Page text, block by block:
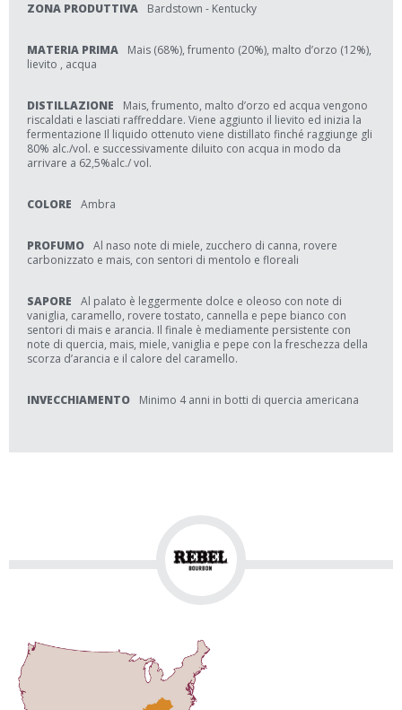
ZONA PRODUTTIVA Bardstown - Kentucky
MATERIA PRIMA
Mais (68%), frumento (20%), malto d’orzo (12%),
lievito , acqua
DISTILLAZIONE
Mais, frumento, malto d’orzo ed acqua vengono
riscaldati e lasciati raffreddare. Viene aggiunto il lievito ed inizia la
fermentazione Il liquido ottenuto viene distillato finché raggiunge gli
80% alc./vol. e successivamente diluito con acqua in modo da
arrivare a 62,5%alc./ vol.
COLORE Ambra
PROFUMO Al naso note di miele, zucchero di canna, rovere
carbonizzato e mais, con sentori di mentolo e floreali
SAPORE
Al palato è leggermente dolce e oleoso con note di
vaniglia, caramello, rovere tostato, cannella e pepe bianco con
sentori di mais e arancia. Il finale è mediamente persistente con
note di quercia, mais, miele, vaniglia e pepe con la freschezza della
scorza d’arancia e il calore del caramello.
INVECCHIAMENTO Minimo 4 anni in botti di quercia americana